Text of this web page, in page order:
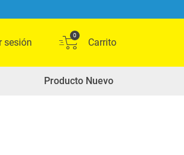
sesión
0
Producto Nuevo